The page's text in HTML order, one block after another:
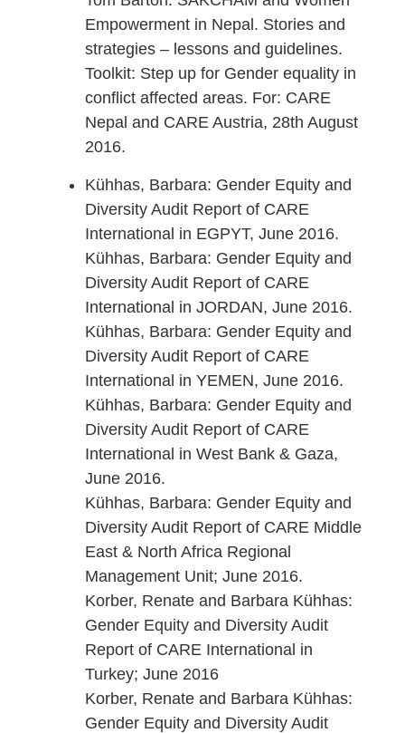
Empowerment in Nepal. Stories and
strategies – lessons and guidelines.
Toolkit: Step up for Gender equality in
conflict affected areas. For: CARE
Nepal and CARE Austria, 28th August
2016.
Kühhas, Barbara: Gender Equity and
Diversity Audit Report of CARE
International in EGPYT, June 2016.
Kühhas, Barbara: Gender Equity and
Diversity Audit Report of CARE
International in JORDAN, June 2016.
Kühhas, Barbara: Gender Equity and
Diversity Audit Report of CARE
International in YEMEN, June 2016.
Kühhas, Barbara: Gender Equity and
Diversity Audit Report of CARE
International in West Bank & Gaza,
June 2016.
Kühhas, Barbara: Gender Equity and
Diversity Audit Report of CARE Middle
East & North Africa Regional
Management Unit; June 2016.
Korber, Renate and Barbara Kühhas:
Gender Equity and Diversity Audit
Report of CARE International in
Turkey; June 2016
Korber, Renate and Barbara Kühhas:
Gender Equity and Diversity Audit